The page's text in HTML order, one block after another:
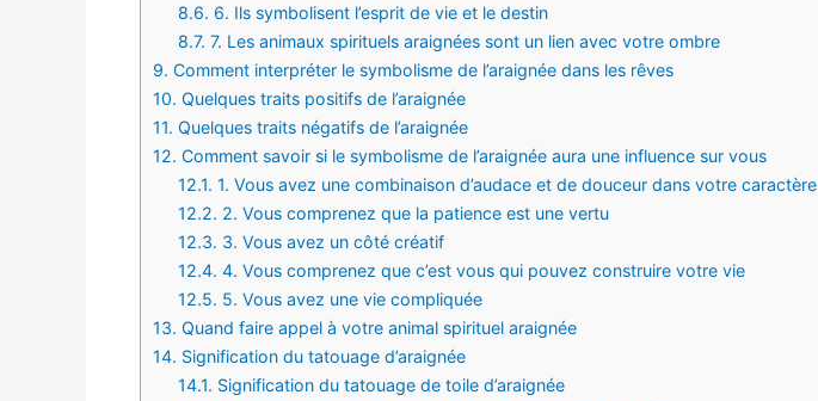
8.6. 6. Ils symbolisent l’esprit de vie et le destin
8.7. 7. Les animaux spirituels araignées sont un lien avec votre ombre
9. Comment interpréter le symbolisme de l’araignée dans les rêves
10. Quelques traits positifs de l’araignée
11. Quelques traits négatifs de l’araignée
12. Comment savoir si le symbolisme de l’araignée aura une influence sur vous
12.1. 1. Vous avez une combinaison d’audace et de douceur dans votre caractère
12.2. 2. Vous comprenez que la patience est une vertu
12.3. 3. Vous avez un côté créatif
12.4. 4. Vous comprenez que c’est vous qui pouvez construire votre vie
12.5. 5. Vous avez une vie compliquée
13. Quand faire appel à votre animal spirituel araignée
14. Signification du tatouage d’araignée
14.1. Signification du tatouage de toile d’araignée